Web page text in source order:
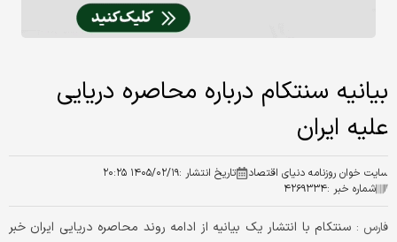
بیانیه سنتکام درباره محاصره دریایی
علیه ایران
سایت خوان روزنامه دنیای اقتصاد تاریخ انتشار :۱۴۰۵/۰۲/۱۹ ۲۰:۲۵
شماره خبر :۴۲۶۹۳۳۴
فارس : سنتکام با انتشار یک بیانیه از ادامه روند محاصره دریایی ایران خبر